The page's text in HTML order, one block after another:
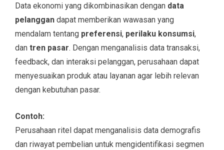
Data ekonomi yang dikombinasikan dengan data
pelanggan dapat memberikan wawasan yang
mendalam tentang preferensi, perilaku konsumsi,
dan tren pasar. Dengan menganalisis data transaksi,
feedback, dan interaksi pelanggan, perusahaan dapat
menyesuaikan produk atau layanan agar lebih relevan
dengan kebutuhan pasar.
Contoh:
Perusahaan ritel dapat menganalisis data demografis
dan riwayat pembelian untuk mengidentifikasi segmen